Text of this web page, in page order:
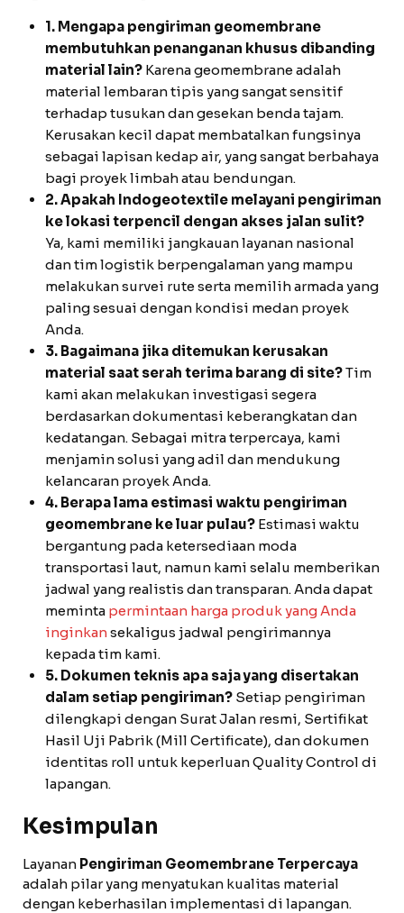
1. Mengapa pengiriman geomembrane
membutuhkan penanganan khusus dibanding
material lain? Karena geomembrane adalah
material lembaran tipis yang sangat sensitif
terhadap tusukan dan gesekan benda tajam.
Kerusakan kecil dapat membatalkan fungsinya
sebagai lapisan kedap air, yang sangat berbahaya
bagi proyek limbah atau bendungan.
2. Apakah Indogeotextile melayani pengiriman
ke lokasi terpencil dengan akses jalan sulit?
Ya, kami memiliki jangkauan layanan nasional
dan tim logistik berpengalaman yang mampu
melakukan survei rute serta memilih armada yang
paling sesuai dengan kondisi medan proyek
Anda.
3. Bagaimana jika ditemukan kerusakan
material saat serah terima barang di site?Tim
kami akan melakukan investigasi segera
berdasarkan dokumentasi keberangkatan dan
kedatangan. Sebagai mitra terpercaya, kami
menjamin solusi yang adil dan mendukung
kelancaran proyek Anda.
4. Berapa lama estimasi waktu pengiriman
geomembrane ke luar pulau? Estimasi waktu
bergantung pada ketersediaan moda
transportasi laut, namun kami selalu memberikan
jadwal yang realistis dan transparan. Anda dapat
meminta permintaan harga produk yang Anda
inginkansekaligus jadwal pengirimannya
kepada tim kami.
5. Dokumen teknis apa saja yang disertakan
dalam setiap pengiriman? Setiap pengiriman
dilengkapi dengan Surat Jalan resmi, Sertifikat
Hasil Uji Pabrik (Mill Certificate), dan dokumen
identitas roll untuk keperluan Quality Control di
lapangan.
Kesimpulan
Layanan Pengiriman Geomembrane Terpercaya
adalah pilar yang menyatukan kualitas material
dengan keberhasilan implementasi di lapangan.